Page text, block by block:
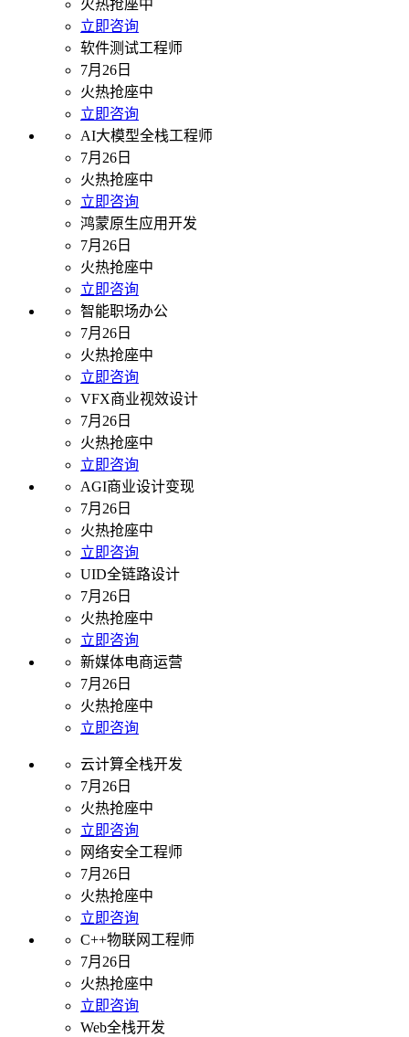
火热抢座中
立即咨询
软件测试工程师
7月26日
火热抢座中
立即咨询
AI大模型全栈工程师
7月26日
火热抢座中
立即咨询
鸿蒙原生应用开发
7月26日
火热抢座中
立即咨询
智能职场办公
7月26日
火热抢座中
立即咨询
VFX商业视效设计
7月26日
火热抢座中
立即咨询
AGI商业设计变现
7月26日
火热抢座中
立即咨询
UID全链路设计
7月26日
火热抢座中
立即咨询
新媒体电商运营
7月26日
火热抢座中
立即咨询
云计算全栈开发
7月26日
火热抢座中
立即咨询
网络安全工程师
7月26日
火热抢座中
立即咨询
C++物联网工程师
7月26日
火热抢座中
立即咨询
Web全栈开发